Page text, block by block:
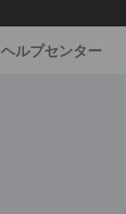
ヘルプセンター